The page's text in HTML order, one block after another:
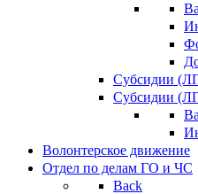
Субсидии
Субсидии
Волонтерское движение
Отдел по делам ГО и ЧС
Back